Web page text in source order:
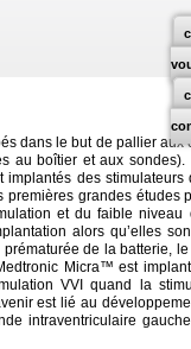
dans le but de pallier
au boîtier et aux sondes).
des stimulateurs
grandes études
et du faible niveau
alors qu’elles
prématurée de la batterie,
Micra™ est
VVI quand la
est lié au
intraventriculaire